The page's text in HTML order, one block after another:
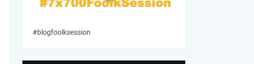
#blogfoolksession